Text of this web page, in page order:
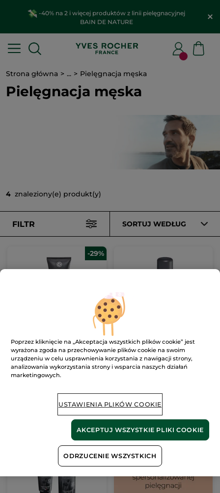
-40% na 2 i więcej produktów z linii pielęgnacyjnej
BAIN DE NATURE
Strona główna ... Pielęgnacja męska
Pielęgnacja męska
4 znaleziony(e) produkt(y)
FILTR SORTUJ WEDŁUG
-29%
100 ml
(638)
389.00 zł / 1l
38.90 zł 54.90 zł
DODAJ DO
KOSZYKA
200 ml
(588)
249.50 zł / 1l
DODAJ DO
KOSZYKA
Poprzez kliknięcie na „Akceptacja wszystkich plików cookie” jest
wyrażona zgoda na przechowywanie plików cookie na swoim
urządzeniu w celu usprawnienia korzystania z nawigacji strony,
analizowania wykorzystania strony i wsparcia naszych działań
marketingowych.
USTAWIENIA PLIKÓW COOKIE
ODRZUCENIE WSZYSTKICH
AKCEPTUJ WSZYSTKIE PLIKI COOKIE